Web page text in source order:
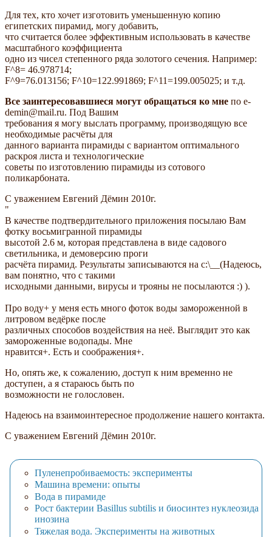
Для тех, кто хочет изготовить уменьшенную копию
египетских пирамид, могу добавить,
что считается более эффективным использовать в качестве
масштабного коэффициента
одно из чисел степенного ряда золотого сечения. Например:
F^8= 46.978714;
F^9=76.013156; F^10=122.991869; F^11=199.005025; и т.д.
Все заинтересовавшиеся могут обращаться ко мне по e-
demin@mail.ru. Под Вашим
требования я могу выслать программу, производящую все
необходимые расчёты для
данного варианта пирамиды с вариантом оптимального
раскроя листа и технологические
советы по изготовлению пирамиды из сотового
поликарбоната.
С уважением Евгений Дёмин 2010г.
"
В качестве подтвердительного приложения посылаю Вам
фотку восьмигранной пирамиды
высотой 2.6 м, которая представлена в виде садового
светильника, и демоверсию проги
расчёта пирамид. Результаты записываются на с:\__(Надеюсь,
вам понятно, что с такими
исходными данными, вирусы и трояны не посылаются :) ).
Про воду+ у меня есть много фоток воды замороженной в
литровом ведёрке после
различных способов воздействия на неё. Выглядит это как
замороженные водопады. Мне
нравится+. Есть и соображения+.
Но, опять же, к сожалению, доступ к ним временно не
доступен, а я стараюсь быть по
возможности не голословен.
Надеюсь на взаимоинтересное продолжение нашего контакта.
С уважением Евгений Дёмин 2010г.
Пуленепробиваемость: эксперименты
Машина времени: опыты
Вода в пирамиде
Рост бактерии Basillus subtilis и биосинтез нуклеозида
инозина
Тяжелая вода. Эксперименты на животных